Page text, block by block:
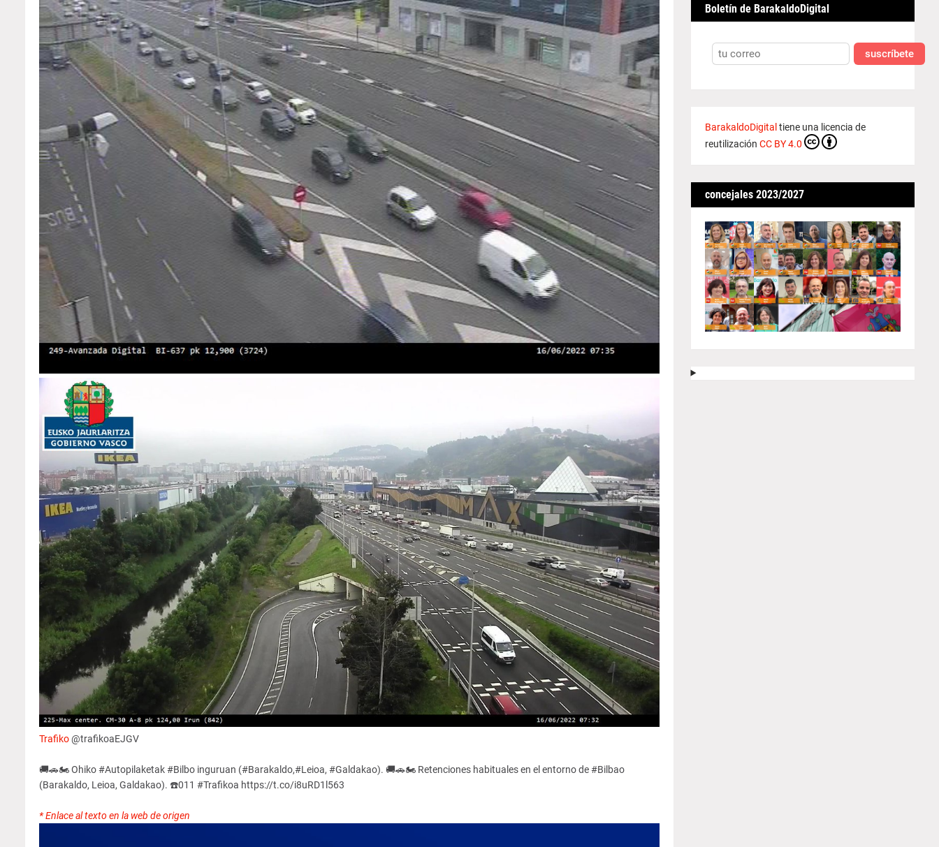
Trafiko@trafikoaEJGV
🚚🚗🏍️ Ohiko #Autopilaketak #Bilbo inguruan (#Barakaldo,#Leioa, #Galdakao). 🚚🚗🏍️ Retenciones habituales en el entorno de #Bilbao
(Barakaldo, Leioa, Galdakao). ☎️011 #Trafikoa https://t.co/i8uRD1l563
* Enlace al texto en la web de origen
Boletín de BarakaldoDigital
suscríbete
BarakaldoDigital tiene una licencia de
reutilización CC BY 4.0
concejales 2023/2027